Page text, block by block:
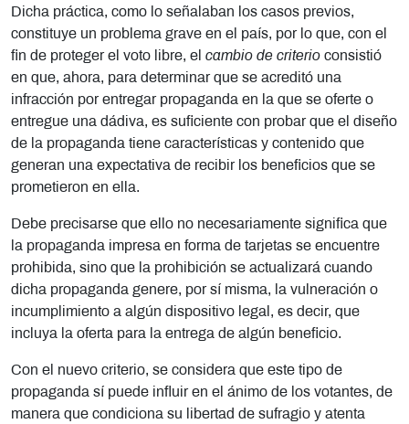
Dicha práctica, como lo señalaban los casos previos,
constituye un problema grave en el país, por lo que, con el
fin de proteger el voto libre, el cambio de criterio consistió
en que, ahora, para determinar que se acreditó una
infracción por entregar propaganda en la que se oferte o
entregue una dádiva, es suficiente con probar que el diseño
de la propaganda tiene características y contenido que
generan una expectativa de recibir los beneficios que se
prometieron en ella.
Debe precisarse que ello no necesariamente significa que
la propaganda impresa en forma de tarjetas se encuentre
prohibida, sino que la prohibición se actualizará cuando
dicha propaganda genere, por sí misma, la vulneración o
incumplimiento a algún dispositivo legal, es decir, que
incluya la oferta para la entrega de algún beneficio.
Con el nuevo criterio, se considera que este tipo de
propaganda sí puede influir en el ánimo de los votantes, de
manera que condiciona su libertad de sufragio y atenta